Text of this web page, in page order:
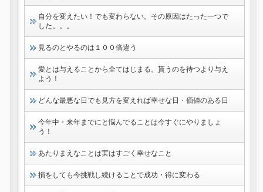
自分を変えたい！でも変わらない。その原因はたった一つで
した。。。
見るのとやるのは１００倍違う
愛とは与えることから全てはじまる。貰うのを待つより与え
よう！
どんな最悪な日でも見方を変えれば幸せな日・価値のある日
今年中・来年までにと悩んでることは今すぐにやりましょ
う！
あたりまえなことは実はすごく幸せなこと
損をしても今挑戦し続けることで成功・得に変わる